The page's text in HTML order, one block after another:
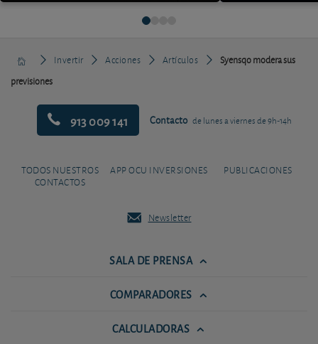
Invertir Acciones Artículos
Syensqo modera sus
previsiones
913 009 141 Contacto de lunes a viernes de 9h-14h
TODOS NUESTROS
CONTACTOS
APP OCU INVERSIONES PUBLICACIONES
Newsletter
SALA DE PRENSA
COMPARADORES
CALCULADORAS